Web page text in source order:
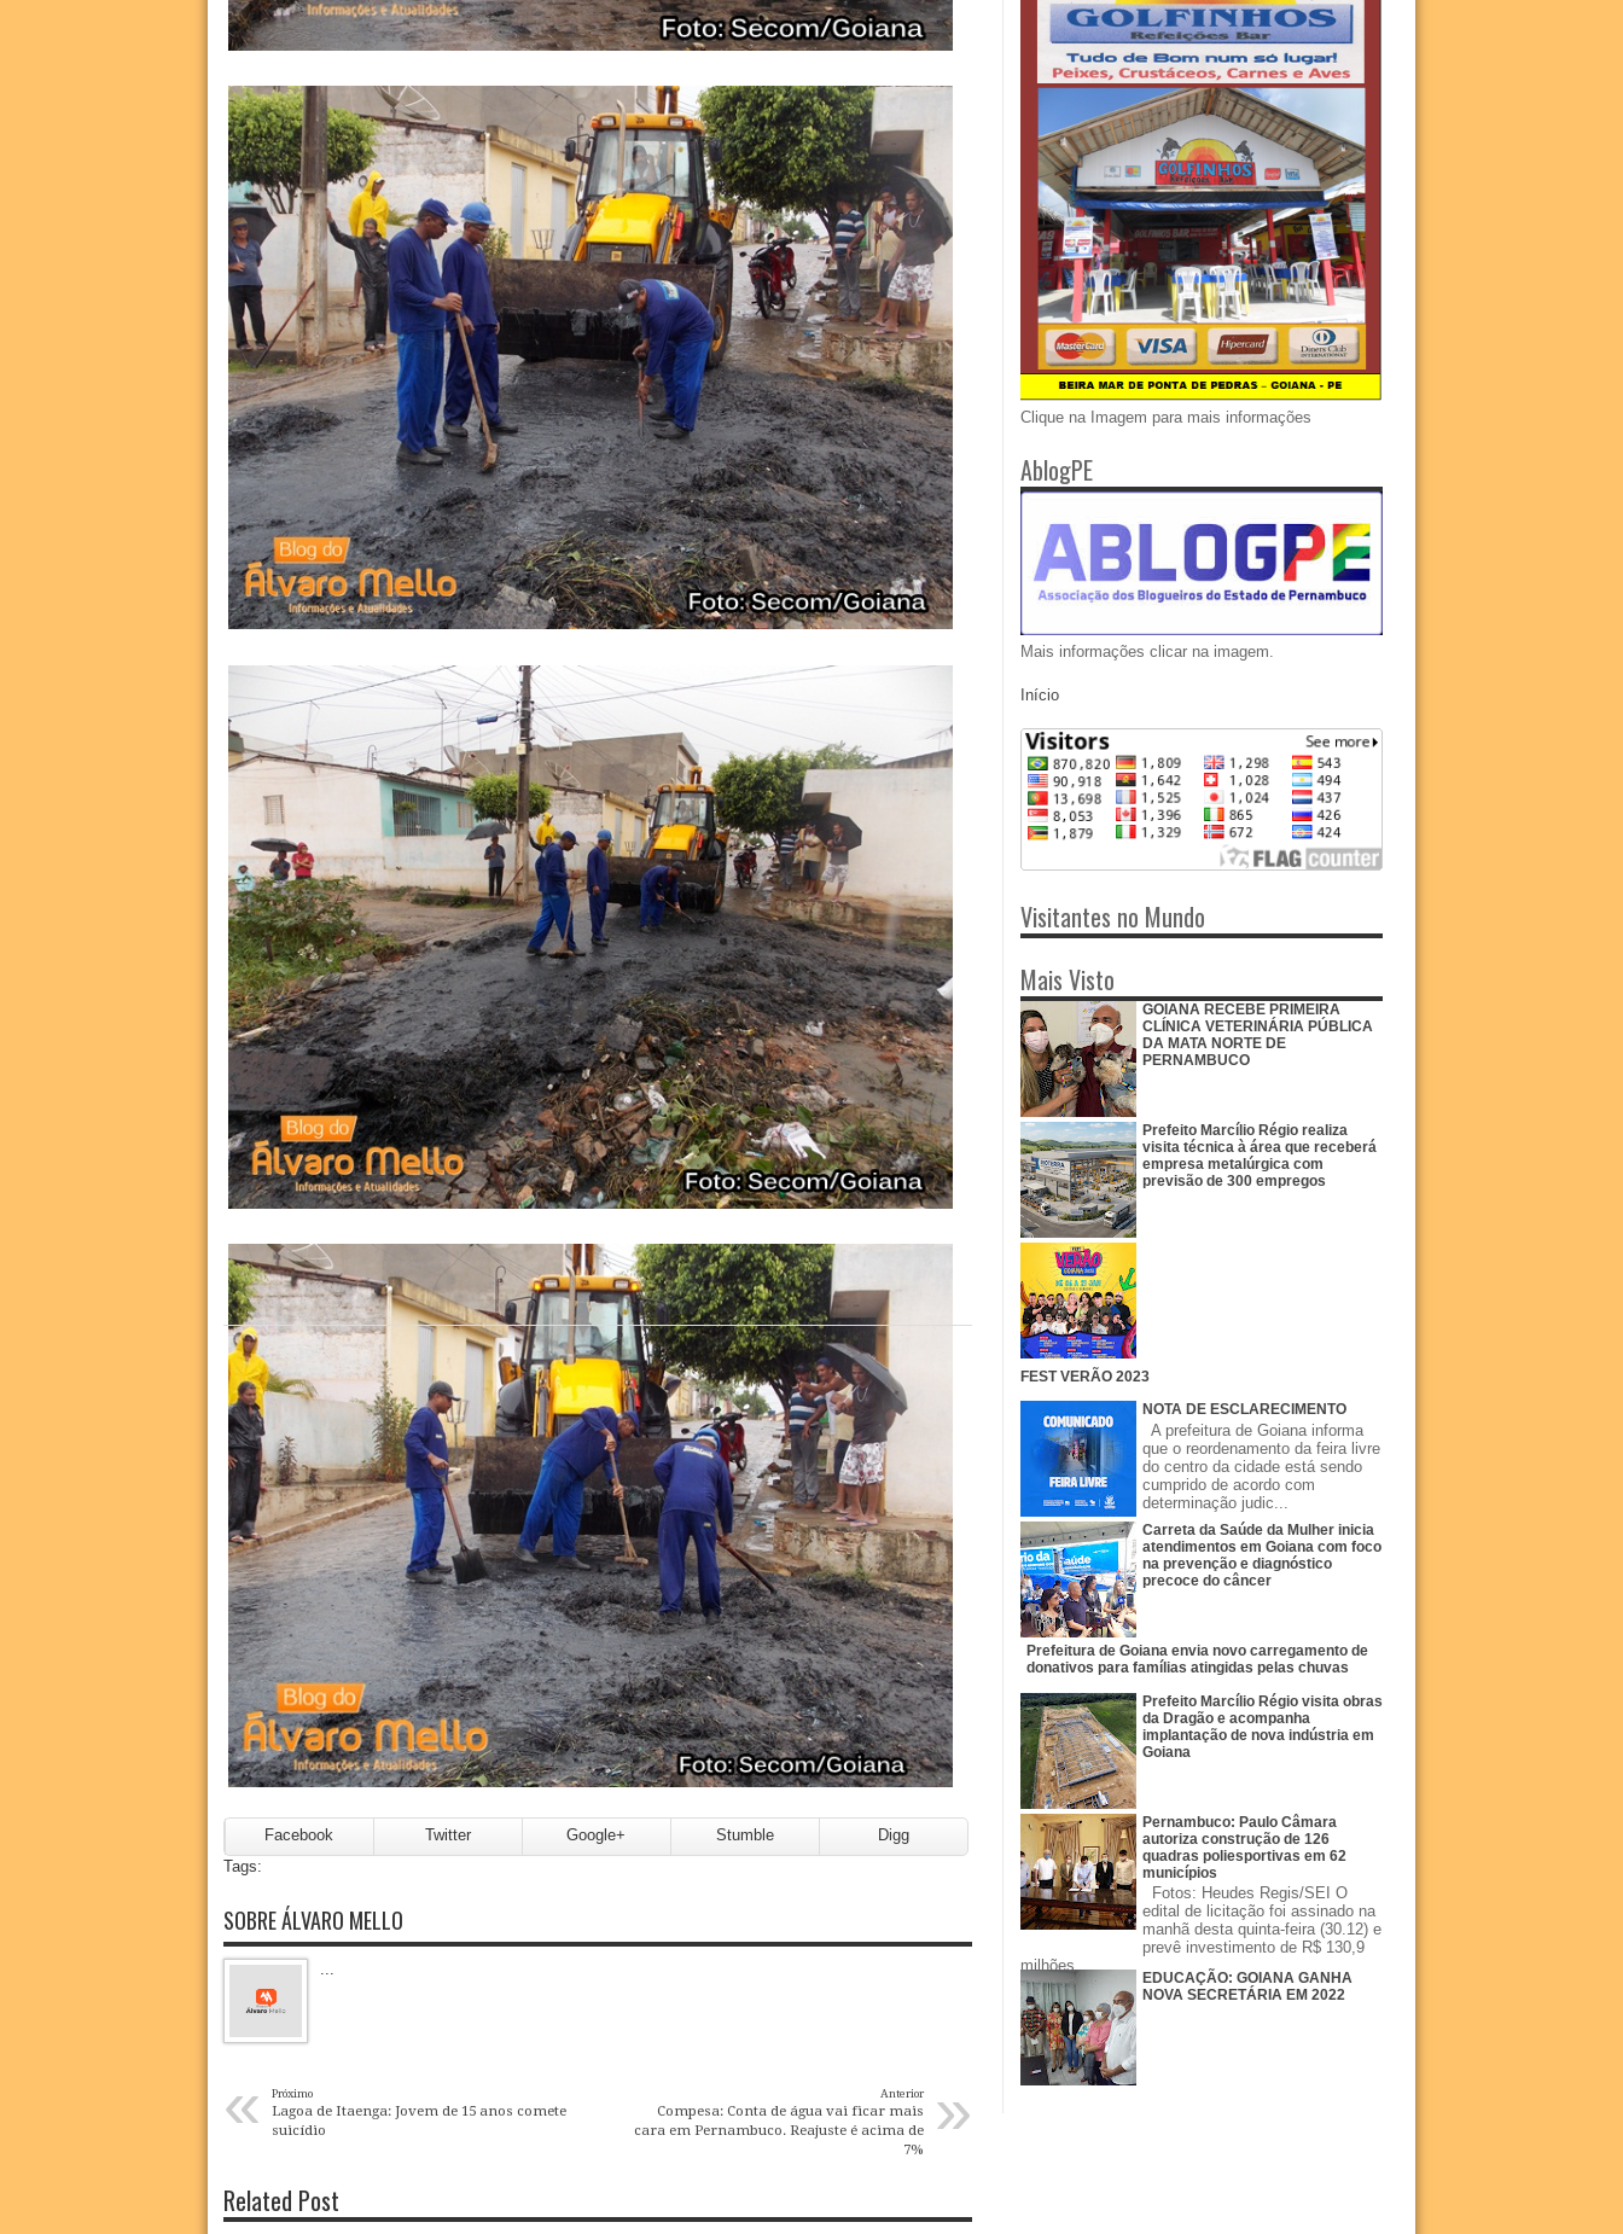
Facebook Twitter Google+ Stumble
Digg
Tags:
SOBRE ÁLVARO MELLO
...
« Próximo
Lagoa de Itaenga: Jovem de 15 anos comete
suicídio
»
Anterior
Compesa: Conta de água vai ficar mais
cara em Pernambuco. Reajuste é acima de
7%
Related Post
Clique na Imagem para mais informações
AblogPE
Mais informações clicar na imagem.
Início
Visitantes no Mundo
Mais Visto
GOIANA RECEBE PRIMEIRA
CLÍNICA VETERINÁRIA PÚBLICA
DA MATA NORTE DE
PERNAMBUCO
Prefeito Marcílio Régio realiza
visita técnica à área que receberá
empresa metalúrgica com
previsão de 300 empregos
FEST VERÃO 2023
NOTA DE ESCLARECIMENTO
A prefeitura de Goiana informa
que o reordenamento da feira livre
do centro da cidade está sendo
cumprido de acordo com
determinação judic...
Carreta da Saúde da Mulher inicia
atendimentos em Goiana com foco
na prevenção e diagnóstico
precoce do câncer
Prefeitura de Goiana envia novo carregamento de
donativos para famílias atingidas pelas chuvas
Prefeito Marcílio Régio visita obras
da Dragão e acompanha
implantação de nova indústria em
Goiana
Pernambuco: Paulo Câmara
autoriza construção de 126
quadras poliesportivas em 62
municípios
Fotos: Heudes Regis/SEI O
edital de licitação foi assinado na
manhã desta quinta-feira (30.12) e
prevê investimento de R$ 130,9
milhões.
EDUCAÇÃO: GOIANA GANHA
NOVA SECRETÁRIA EM 2022